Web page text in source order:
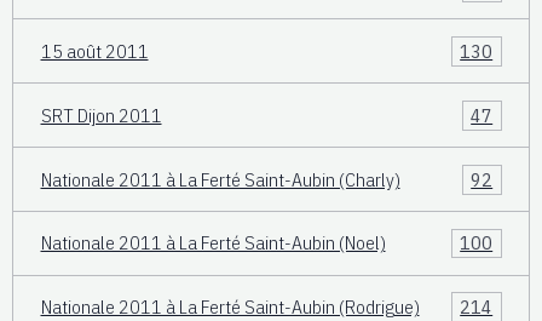
15 août 2011 130
SRT Dijon 2011 47
Nationale 2011 à La Ferté Saint-Aubin (Charly) 92
Nationale 2011 à La Ferté Saint-Aubin (Noel) 100
Nationale 2011 à La Ferté Saint-Aubin (Rodrigue) 214